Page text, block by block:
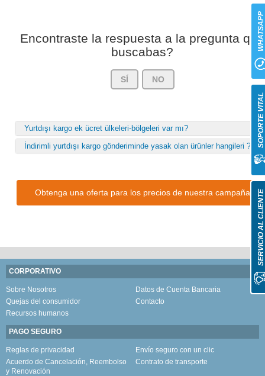
Encontraste la respuesta a la pregunta que
buscabas?
SÍ NO
Yurtdışı kargo ek ücret ülkeleri-bölgeleri var mı?
İndirimli yurtdışı kargo gönderiminde yasak olan ürünler hangileri ?
Obtenga una oferta para los precios de nuestra campaña
CORPORATIVO
Sobre Nosotros
Datos de Cuenta Bancaria
Quejas del consumidor
Contacto
Recursos humanos
PAGO SEGURO
Reglas de privacidad
Envío seguro con un clic
Acuerdo de Cancelación, Reembolso
y Renovación
Contrato de transporte
SERVICIO AL CLIENTE
SOPORTE VITAL
WHATSAPP